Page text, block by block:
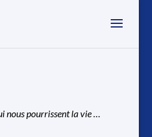
nous pourrissent la vie …